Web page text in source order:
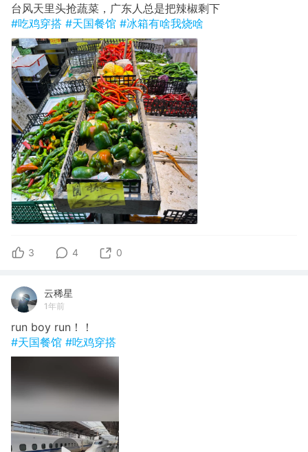
台风天里头抢蔬菜，广东人总是把辣椒剩下
#吃鸡穿搭 #天国餐馆 #冰箱有啥我烧啥
3 4 0
云稀星
1年前
run boy run！！
#天国餐馆 #吃鸡穿搭